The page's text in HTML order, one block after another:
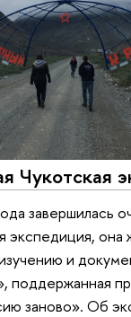
Чукотская
завершилась
экспедиция,
и
поддержанная
заново». Об